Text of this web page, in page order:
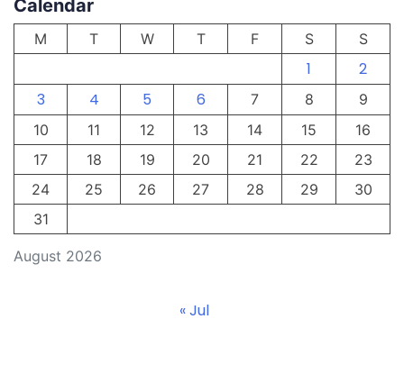
Calendar
August 2026
M T W T F S S
1
2
3
4 5 6 7 8
9
10
11 12 13 14 15
16
17
18 19 20 21 22
23
24
25 26 27 28 29
30
31
« Jul